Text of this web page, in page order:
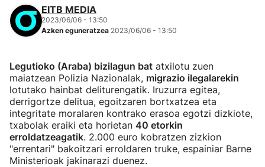
EITB MEDIA
2023/06/06 - 13:50
Azken eguneratzea 2023/06/06 - 13:50
Legutioko (Araba) bizilagun bat atxilotu zuen
maiatzean Polizia Nazionalak, migrazio ilegalarekin
lotutako hainbat deliturengatik. Iruzurra egitea,
derrigortze delitua, egoitzaren bortxatzea eta
integritate moralaren kontrako erasoa egotzi dizkiote,
txabolak eraiki eta horietan 40 etorkin
erroldatzeagatik. 2.000 euro kobratzen zizkion
"errentari" bakoitzari erroldaren truke, espainiar Barne
Ministerioak jakinarazi duenez.